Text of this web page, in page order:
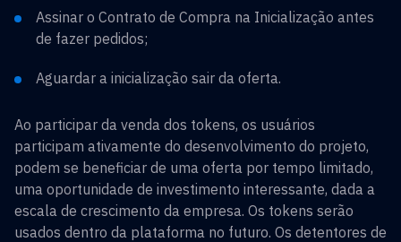
Assinar o Contrato de Compra na Inicialização antes
de fazer pedidos;
Aguardar a inicialização sair da oferta.
Ao participar da venda dos tokens, os usuários
participam ativamente do desenvolvimento do projeto,
podem se beneficiar de uma oferta por tempo limitado,
uma oportunidade de investimento interessante, dada a
escala de crescimento da empresa. Os tokens serão
usados ​​dentro da plataforma no futuro. Os detentores de